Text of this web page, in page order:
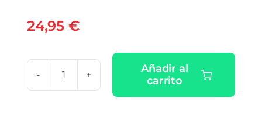
24,95 €
VT
Añadir al
carrito